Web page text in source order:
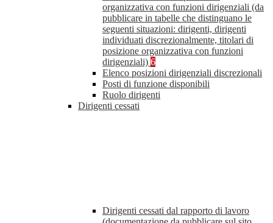
organizzativa con funzioni dirigenziali (da
pubblicare in tabelle che distinguano le
seguenti situazioni: dirigenti, dirigenti
individuati discrezionalmente, titolari di
posizione organizzativa con funzioni
dirigenziali) 6
Elenco posizioni dirigenziali discrezionali
Posti di funzione disponibili
Ruolo dirigenti
Dirigenti cessati
Dirigenti cessati dal rapporto di lavoro